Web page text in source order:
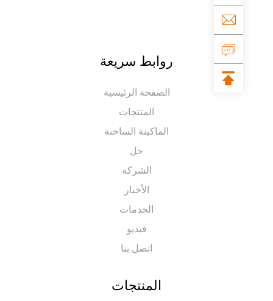
روابط سريعة
الصفحة الرئيسية
المنتجات
الماكينة الساخنة
الشركة
الخدمات
اتصل بنا
المنتجات